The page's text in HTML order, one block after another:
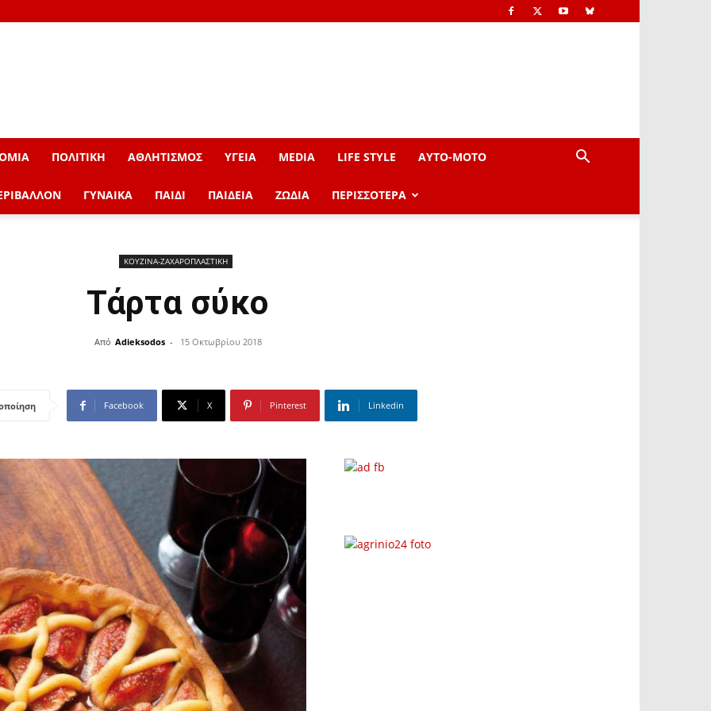
ΠΟΛΙΤΙΚΗ ΑΘΛΗΤΙΣΜΟΣ ΥΓΕΙΑ MEDIA LIFE STYLE AYTO-ΜOTO
ΓΥΝΑΙΚΑ ΠΑΙΔΙ ΠΑΙΔΕΙΑ ΖΩΔΙΑ ΠΕΡΙΣΣΟΤΕΡΑ
ΚΟΥΖΙΝΑ-ΖΑΧΑΡΟΠΛΑΣΤΙΚΗ
Τάρτα σύκο
Από Adieksodos - 15 Οκτωβρίου 2018
Facebook X Pinterest Linkedin